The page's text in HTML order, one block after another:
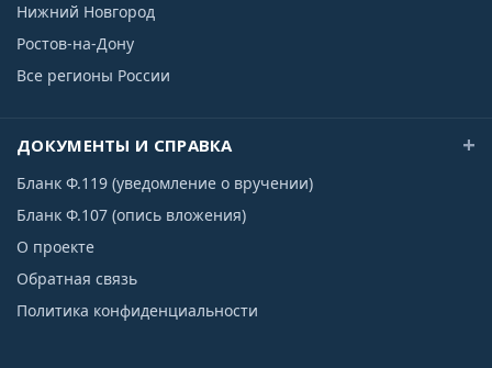
Нижний Новгород
Ростов-на-Дону
Все регионы России
ДОКУМЕНТЫ И СПРАВКА
Бланк Ф.119 (уведомление о вручении)
Бланк Ф.107 (опись вложения)
О проекте
Обратная связь
Политика конфиденциальности